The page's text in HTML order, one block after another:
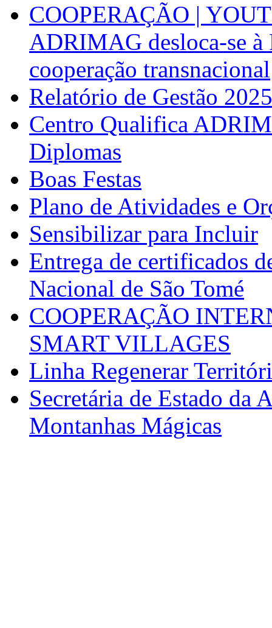
COOPERAÇÃO |
ADRIMAG desloca-se
cooperação transnacional
Relatório de Gestão 2025
Centro Qualifica
Diplomas
Boas Festas
Plano de Atividades e
Sensibilizar para Incluir
Entrega de certificados
Nacional de São Tomé
COOPERAÇÃO
SMART VILLAGES
Linha Regenerar
Secretária de Estado da
Montanhas Mágicas